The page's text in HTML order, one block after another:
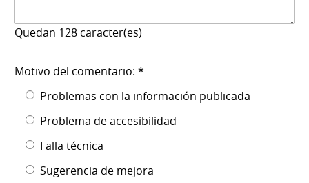
Quedan 128 caracter(es)
Motivo del comentario: *
Problemas con la información publicada
Problema de accesibilidad
Falla técnica
Sugerencia de mejora